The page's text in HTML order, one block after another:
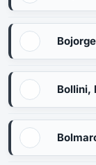
Bollini,